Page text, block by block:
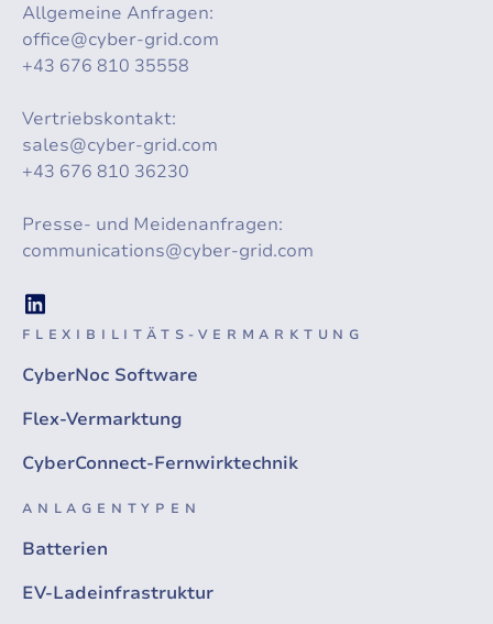
Allgemeine Anfragen:
office@cyber-grid.com
+43 676 810 35558
Vertriebskontakt:
sales@cyber-grid.com
+43 676 810 36230
Presse- und Meidenanfragen:
communications@cyber-grid.com
FLEXIBILITÄTS-VERMARKTUNG
CyberNoc Software
Flex-Vermarktung
CyberConnect-Fernwirktechnik
ANLAGENTYPEN
Batterien
EV-Ladeinfrastruktur